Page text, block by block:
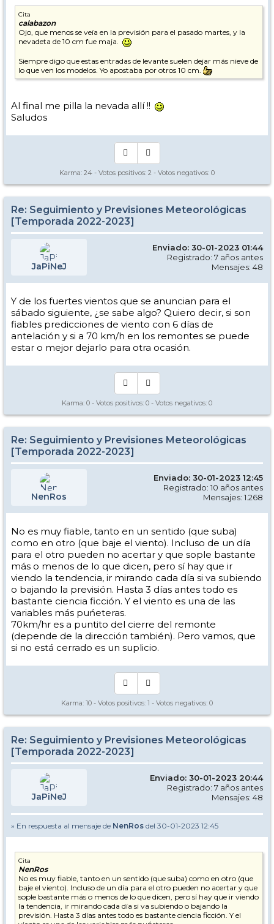
Cita
calabazon
Ojo, que menos se veía en la previsión para el pasado martes, y la
nevadeta de 10 cm fue maja.
Siempre digo que estas entradas de levante suelen dejar más nieve de
lo que ven los modelos. Yo apostaba por otros 10 cm.
Al final me pilla la nevada allí !!
Saludos
Karma: 24 - Votos positivos: 2 - Votos negativos: 0
Re: Seguimiento y Previsiones Meteorológicas
[Temporada 2022-2023]
JaPiNeJ
Enviado: 30-01-2023 01:44
Registrado: 7 años antes
Mensajes: 48
Y de los fuertes vientos que se anuncian para el
sábado siguiente, ¿se sabe algo? Quiero decir, si son
fiables predicciones de viento con 6 días de
antelación y si a 70 km/h en los remontes se puede
estar o mejor dejarlo para otra ocasión.
Karma: 0 - Votos positivos: 0 - Votos negativos: 0
Re: Seguimiento y Previsiones Meteorológicas
[Temporada 2022-2023]
NenRos
Enviado: 30-01-2023 12:45
Registrado: 10 años antes
Mensajes: 1.268
No es muy fiable, tanto en un sentido (que suba)
como en otro (que baje el viento). Incluso de un día
para el otro pueden no acertar y que sople bastante
más o menos de lo que dicen, pero sí hay que ir
viendo la tendencia, ir mirando cada día si va subiendo
o bajando la previsión. Hasta 3 días antes todo es
bastante ciencia ficción. Y el viento es una de las
variables más puńeteras.
70km/hr es a puntito del cierre del remonte
(depende de la dirección también). Pero vamos, que
si no está cerrado es un suplicio.
Karma: 10 - Votos positivos: 1 - Votos negativos: 0
Re: Seguimiento y Previsiones Meteorológicas
[Temporada 2022-2023]
JaPiNeJ
Enviado: 30-01-2023 20:44
Registrado: 7 años antes
Mensajes: 48
» En respuesta al mensaje de NenRos del 30-01-2023 12:45
Cita
NenRos
No es muy fiable, tanto en un sentido (que suba) como en otro (que
baje el viento). Incluso de un día para el otro pueden no acertar y que
sople bastante más o menos de lo que dicen, pero sí hay que ir viendo
la tendencia, ir mirando cada día si va subiendo o bajando la
previsión. Hasta 3 días antes todo es bastante ciencia ficción. Y el